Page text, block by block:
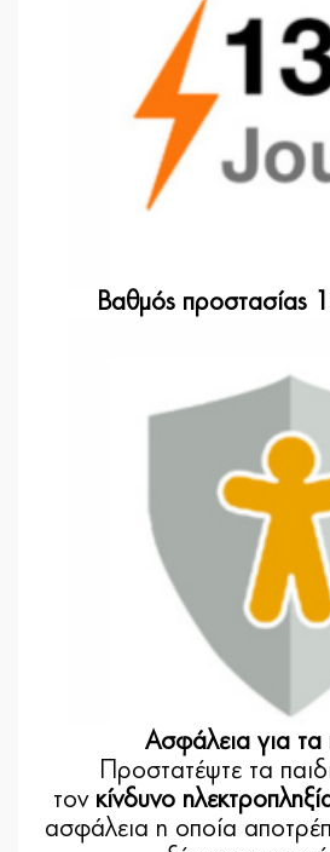
Βαθμός προστασίας
Ασφάλεια για τα
Προστατέψτε τα
τον κίνδυνο
ασφάλεια η οποία